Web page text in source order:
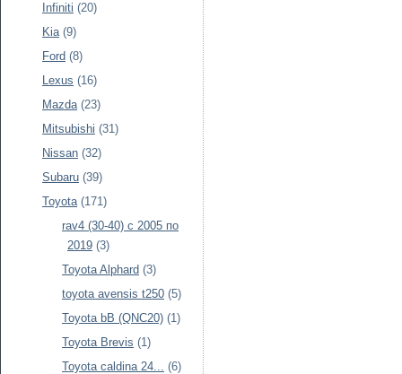
Infiniti (20)
Kia (9)
Ford (8)
Lexus (16)
Mazda (23)
Mitsubishi (31)
Nissan (32)
Subaru (39)
Toyota (171)
rav4 (30-40) c 2005 по
2019 (3)
Toyota Alphard (3)
toyota avensis t250 (5)
Toyota bB (QNC20) (1)
Toyota Brevis (1)
Toyota caldina 24... (6)